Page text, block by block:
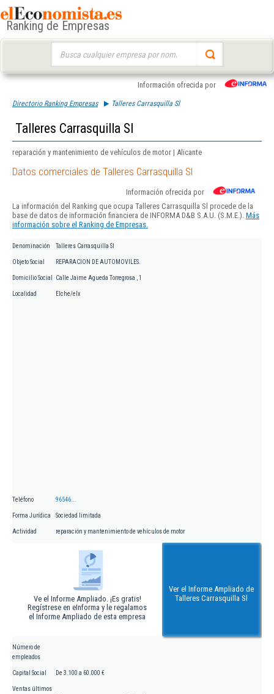
Ranking de Empresas
Información ofrecida por
Directorio Ranking Empresas Talleres Carrasquilla Sl
Talleres Carrasquilla Sl
reparación y mantenimiento de vehículos de motor | Alicante
Datos comerciales de Talleres Carrasquilla Sl
Información ofrecida por
La información del Ranking que ocupa Talleres Carrasquilla Sl procede de la
base de datos de información financiera de INFORMA D&B S.A.U. (S.M.E.). Más
información sobre el Ranking de Empresas.
Denominación Talleres Carrasquilla Sl
Objeto Social REPARACION DE AUTOMOVILES.
Domicilio Social Calle Jaime Agueda Torregrosa , 1
Localidad Elche/elx
Teléfono 96546...
Forma Jurídica Sociedad limitada
Actividad reparación y mantenimiento de vehículos de motor
Ve el Informe Ampliado. ¡Es gratis!
Regístrese en eInforma y le regalamos
el Informe Ampliado de esta empresa
Ver el Informe Ampliado de
Talleres Carrasquilla Sl
Número de
empleados
Capital Social De 3.100 a 60.000 €
Ventas últimos